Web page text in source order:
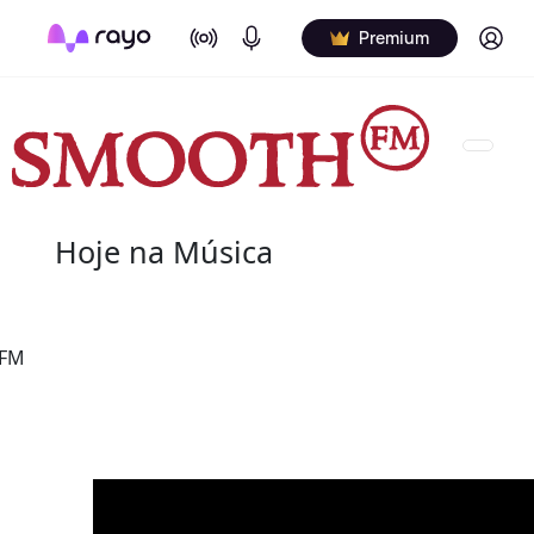
On Air Podcasts Premium Log in
Hoje na Música